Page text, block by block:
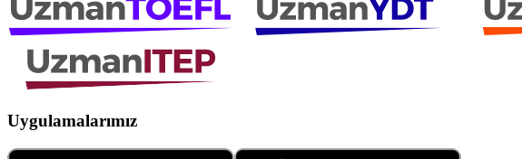
Uygulamalarımız